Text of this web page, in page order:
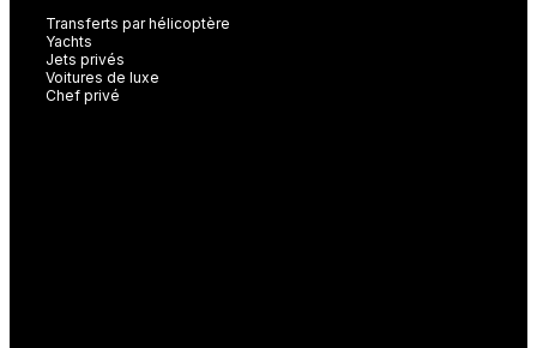
Transferts par hélicoptère
Yachts
Jets privés
Voitures de luxe
Chef privé